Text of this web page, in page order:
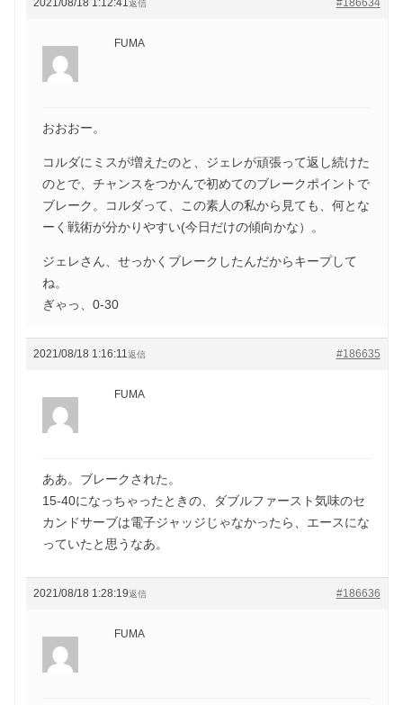
2021/08/18 1:12:41 #186634
返信
FUMA
おおおー。
コルダにミスが増えたのと、ジェレが頑張って返し続けた
のとで、チャンスをつかんで初めてのブレークポイントで
ブレーク。コルダって、この素人の私から見ても、何とな
ーく戦術が分かりやすい(今日だけの傾向かな）。
ジェレさん、せっかくブレークしたんだからキープして
ね。
ぎゃっ、0-30
2021/08/18 1:16:11 #186635
返信
FUMA
ああ。ブレークされた。
15-40になっちゃったときの、ダブルファースト気味のセ
カンドサーブは電子ジャッジじゃなかったら、エースにな
っていたと思うなあ。
2021/08/18 1:28:19 #186636
返信
FUMA